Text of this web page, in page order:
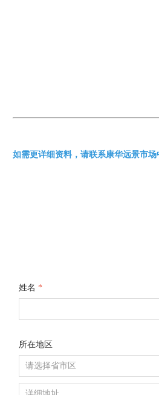
如需更详细资料，请联系康华远景市场
姓名 *
所在地区